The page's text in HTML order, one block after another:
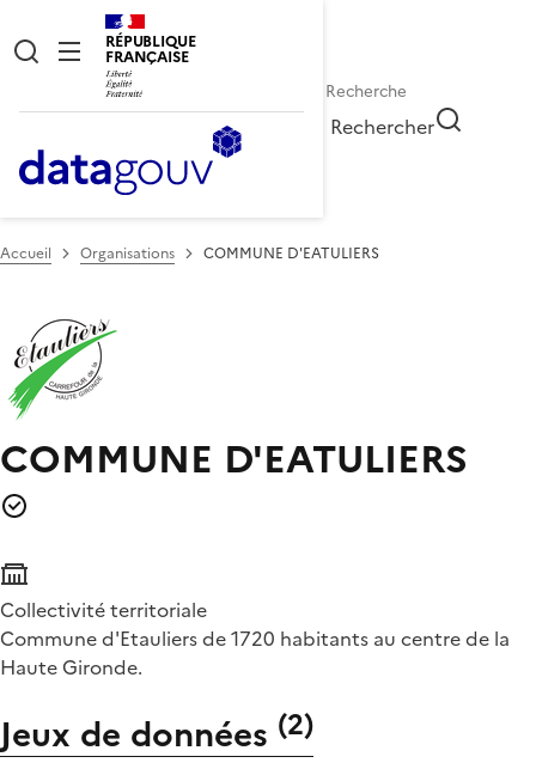
RÉPUBLIQUE
FRANÇAISE
Rechercher
Accueil Organisations COMMUNE D'EATULIERS
COMMUNE D'EATULIERS
Collectivité territoriale
Commune d'Etauliers de 1720 habitants au centre de la
Haute Gironde.
Jeux de données (2)